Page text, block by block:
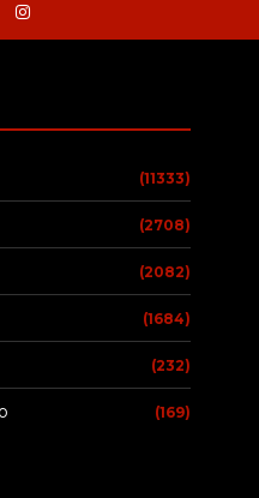
(11333)
(2708)
(2082)
(1684)
(232)
(169)